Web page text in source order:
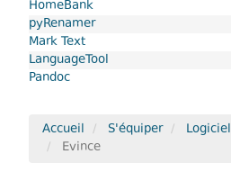
HomeBank
pyRenamer
Mark Text
LanguageTool
Pandoc
Accueil S'équiper Logiciel
Evince